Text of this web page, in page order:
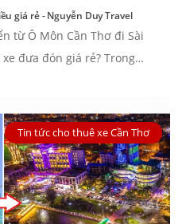
giá rẻ - Nguyễn Duy Travel
từ Ô Môn Cần Thơ đi Sài
đưa đón giá rẻ? Trong
Tin tức cho thuê xe Cần Thơ